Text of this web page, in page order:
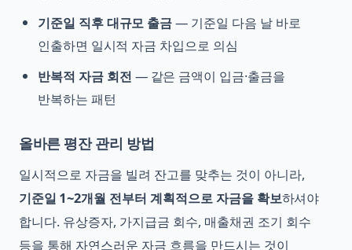
기준일 직후 대규모 출금— 기준일 다음 날 바로
인출하면 일시적 자금 차입으로 의심
반복적 자금 회전 — 같은 금액이 입금·출금을
반복하는 패턴
올바른 평잔 관리 방법
일시적으로 자금을 빌려 잔고를 맞추는 것이 아니라,
기준일 1~2개월 전부터 계획적으로 자금을 확보하셔야
합니다. 유상증자, 가지급금 회수, 매출채권 조기 회수
등을 통해 자연스러운 자금 흐름을 만드시는 것이